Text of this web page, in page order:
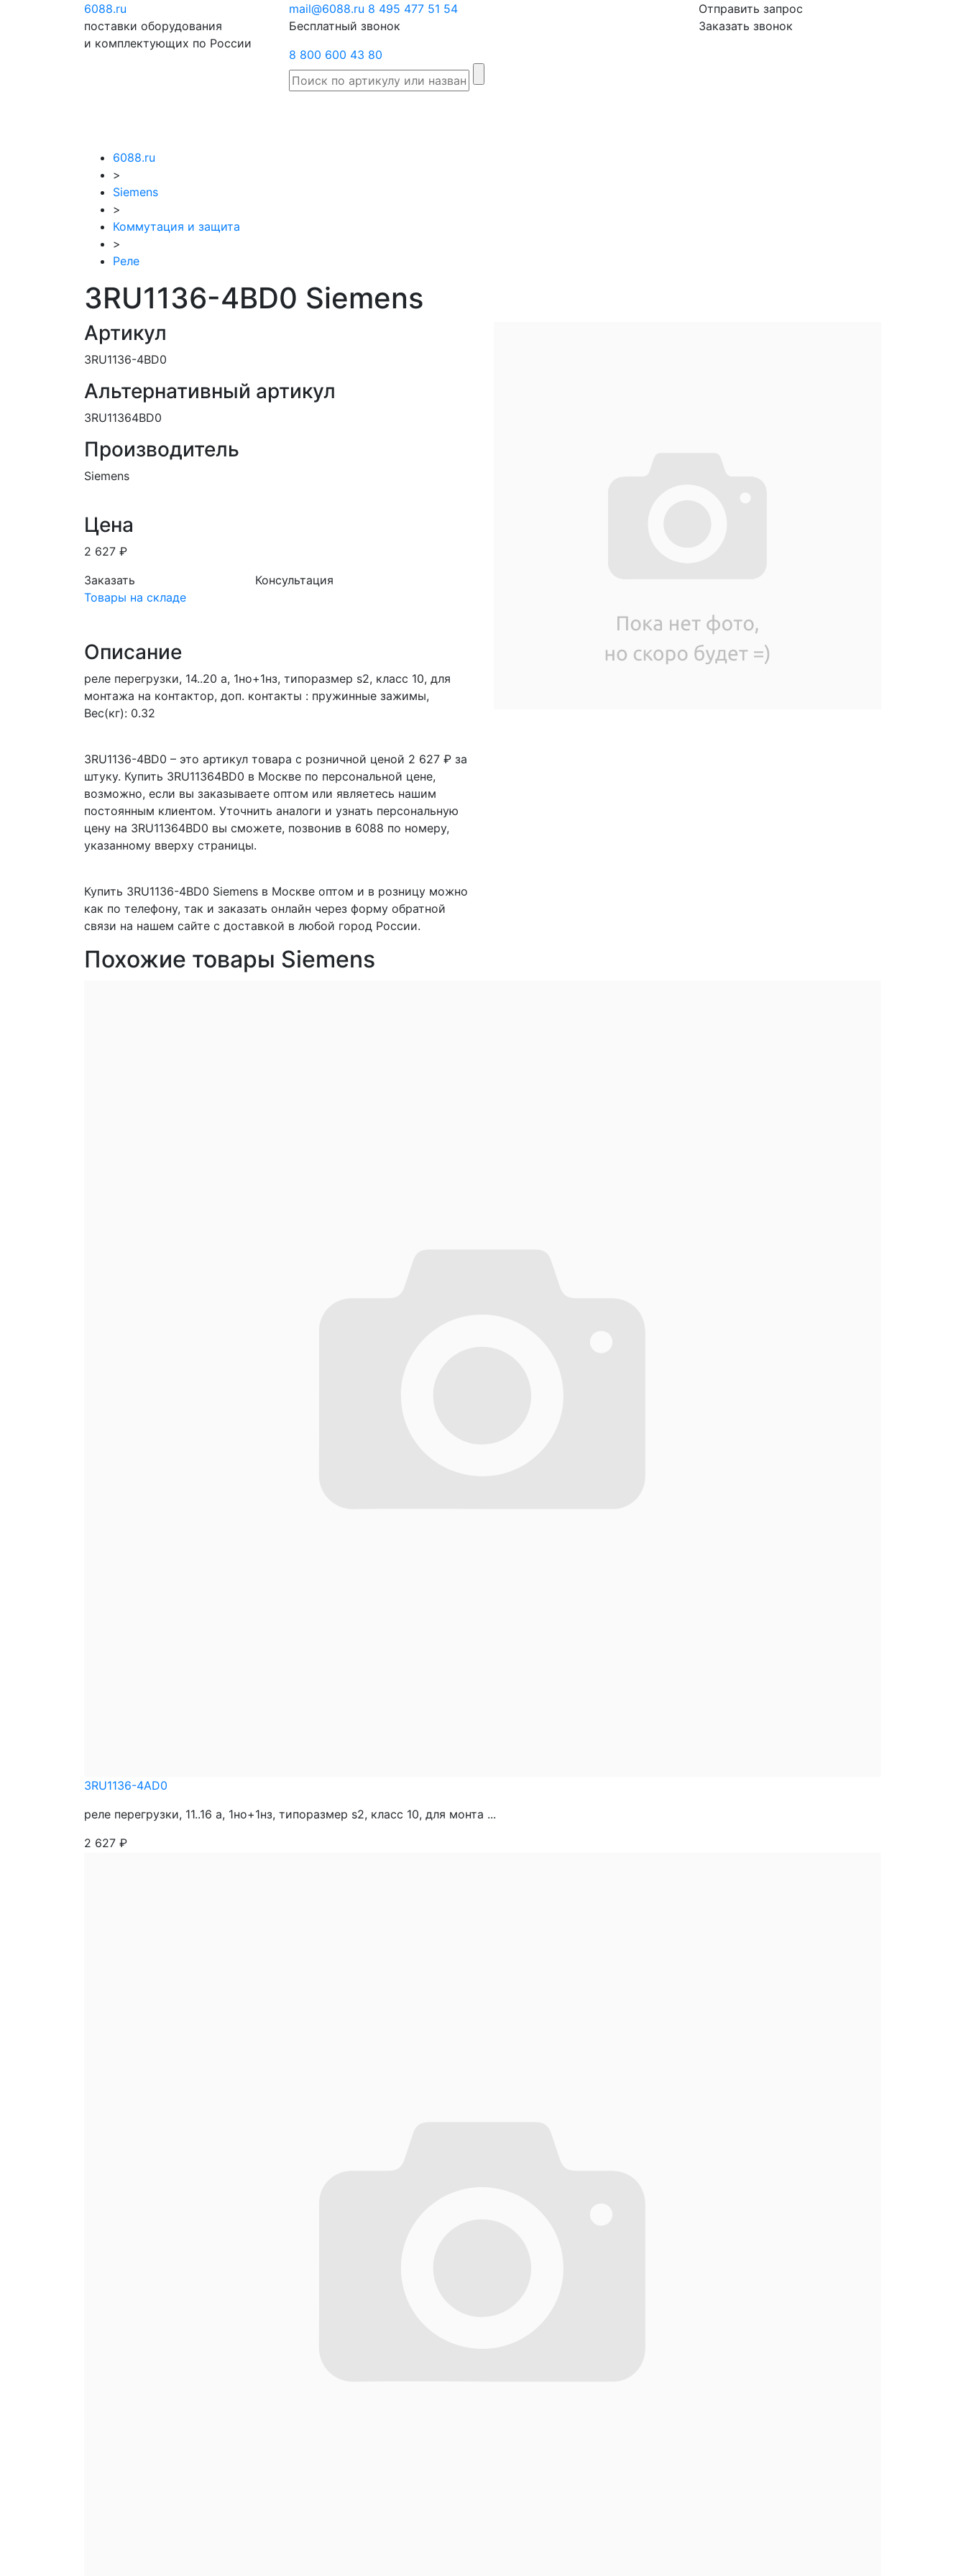
6088.ru
поставки оборудования
и комплектующих по России
mail@6088.ru 8 495 477 51 54
Бесплатный звонок
8 800 600 43 80
Отправить запрос
Заказать звонок
6088.ru
>
Siemens
>
Коммутация и защита
>
Реле
3RU1136-4BD0 Siemens
Артикул
3RU1136-4BD0
Альтернативный артикул
3RU11364BD0
Производитель
Siemens
Цена
2 627 ₽
Заказать
Консультация
Товары на складе
Описание
реле перегрузки, 14..20 a, 1нo+1нз, типоразмер s2, класс 10, для
монтажа на контактор, доп. контакты : пружинные зажимы,
Вес(кг): 0.32
3RU1136-4BD0 – это артикул товара с розничной ценой 2 627 ₽ за
штуку. Купить 3RU11364BD0 в Москве по персональной цене,
возможно, если вы заказываете оптом или являетесь нашим
постоянным клиентом. Уточнить аналоги и узнать персональную
цену на 3RU11364BD0 вы сможете, позвонив в 6088 по номеру,
указанному вверху страницы.
Купить 3RU1136-4BD0 Siemens в Москве оптом и в розницу можно
как по телефону, так и заказать онлайн через форму обратной
связи на нашем сайте с доставкой в любой город России.
Похожие товары Siemens
3RU1136-4AD0
реле перегрузки, 11..16 a, 1нo+1нз, типоразмер s2, класс 10, для монта ...
2 627 ₽
Отправить
Заказать
звонок